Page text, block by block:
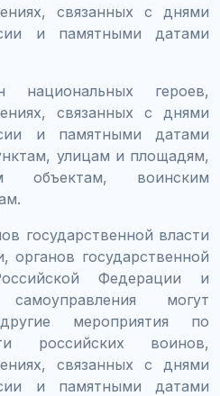
связанных с днями
и памятными датами
национальных героев,
связанных с днями
и памятными датами
улицам и площадям,
объектам, воинским
государственной власти
органов государственной
Федерации и
могут
мероприятия по
российских воинов,
связанных с днями
и памятными датами